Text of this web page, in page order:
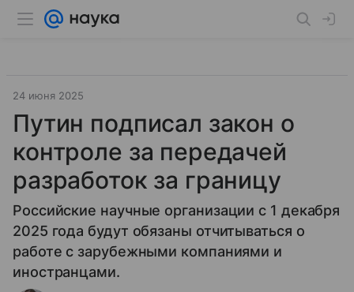
24 июня 2025
Путин подписал закон о
контроле за передачей
разработок за границу
Российские научные организации с 1 декабря
2025 года будут обязаны отчитываться о
работе с зарубежными компаниями и
иностранцами.